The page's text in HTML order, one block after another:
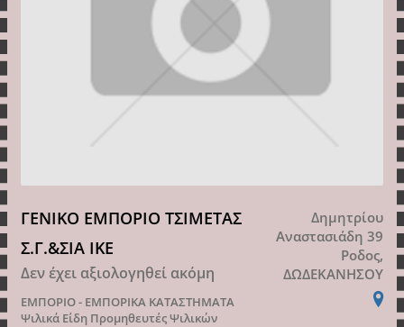
ΓΕΝΙΚΟ ΕΜΠΟΡΙΟ ΤΣΙΜΕΤΑΣ
Σ.Γ.&ΣΙΑ ΙΚΕ
Δεν έχει αξιολογηθεί ακόμη
ΕΜΠΟΡΙΟ - ΕΜΠΟΡΙΚΑ ΚΑΤΑΣΤΗΜΑΤΑ
Ψιλικά Είδη Προμηθευτές Ψιλικών
Δημητρίου
Αναστασιάδη 39
Ροδος,
ΔΩΔΕΚΑΝΗΣΟΥ